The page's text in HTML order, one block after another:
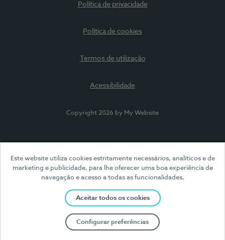
Este website utiliza cookies estritamente necessários, analíticos e de
marketing e publicidade, para lhe oferecer uma boa experiência de
navegação e acesso a todas as funcionalidades.
Aceitar todos os cookies
Configurar preferências
Política de privacidade
Política de cookies
Termos de utilização
Acessibilidade
Copyright 2026 by My Website